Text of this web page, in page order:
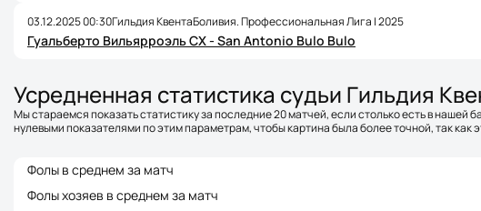
03.12.2025 00:30Гильдия КвентаБоливия. Профессиональная Лига | 2025
Гуальберто Вильярроэль СХ - San Antonio Bulo Bulo
Усредненная статистика судьи Гильдия
Мы стараемся показать статистику за последние 20 матчей, если столько есть в
нулевыми показателями по этим параметрам, чтобы картина была более точной, так как
Фолы в среднем за матч
Фолы хозяев в среднем за матч